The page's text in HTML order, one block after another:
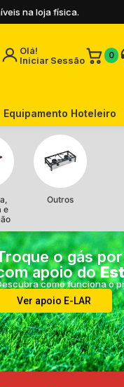
na loja física.
Olá!
Iniciar Sessão
0
Equipamento Hoteleiro
e
Outros
o gás
apoio do
como funciona o
Ver apoio E-LAR